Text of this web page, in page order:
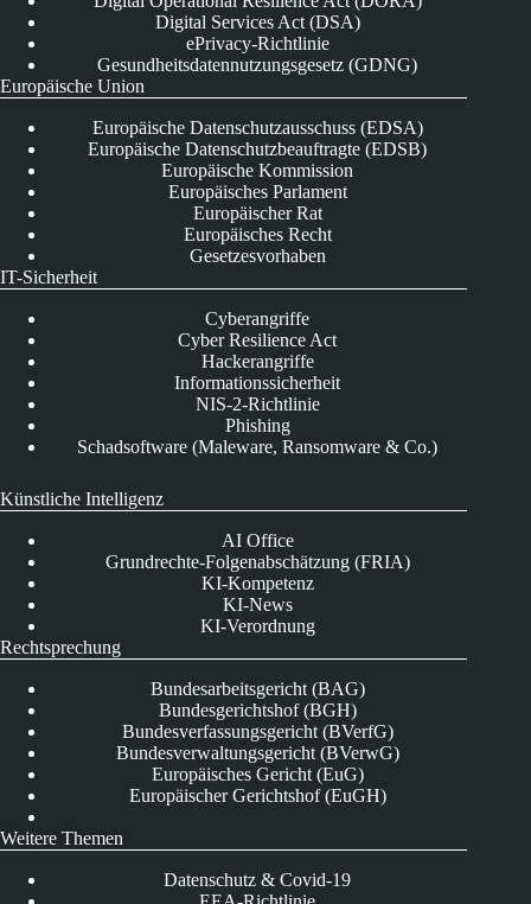
Digital Services Act (DSA)
ePrivacy-Richtlinie
Gesundheitsdatennutzungsgesetz (GDNG)
Europäische Union
Europäische Datenschutzausschuss (EDSA)
Europäische Datenschutzbeauftragte (EDSB)
Europäische Kommission
Europäisches Parlament
Europäischer Rat
Europäisches Recht
Gesetzesvorhaben
IT-Sicherheit
Cyberangriffe
Cyber Resilience Act
Hackerangriffe
Informationssicherheit
NIS-2-Richtlinie
Phishing
Schadsoftware (Maleware, Ransomware & Co.)
Künstliche Intelligenz
AI Office
Grundrechte-Folgenabschätzung (FRIA)
KI-Kompetenz
KI-News
KI-Verordnung
Rechtsprechung
Bundesarbeitsgericht (BAG)
Bundesgerichtshof (BGH)
Bundesverfassungsgericht (BVerfG)
Bundesverwaltungsgericht (BVerwG)
Europäisches Gericht (EuG)
Europäischer Gerichtshof (EuGH)
Weitere Themen
Datenschutz & Covid-19